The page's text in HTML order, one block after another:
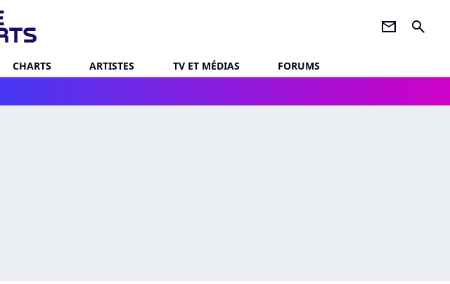
newsletter search
CHARTS ARTISTES TV ET MÉDIAS
FORUMS